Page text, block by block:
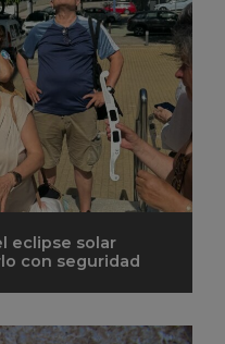
eclipse solar
con seguridad